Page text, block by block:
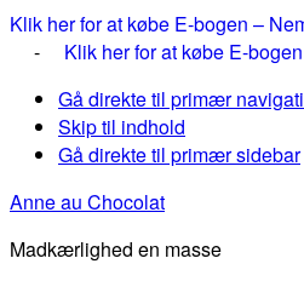
Klik her for at købe E-bogen –
- Klik her for at købe E-
Gå direkte til primær
Skip til indhold
Gå direkte til primær sidebar
Anne au Chocolat
Madkærlighed en masse